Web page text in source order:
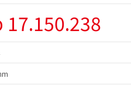
17.150.238